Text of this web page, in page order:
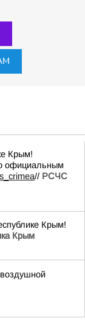
Крым!
официальным
// РСЧС
Крым!
Крым